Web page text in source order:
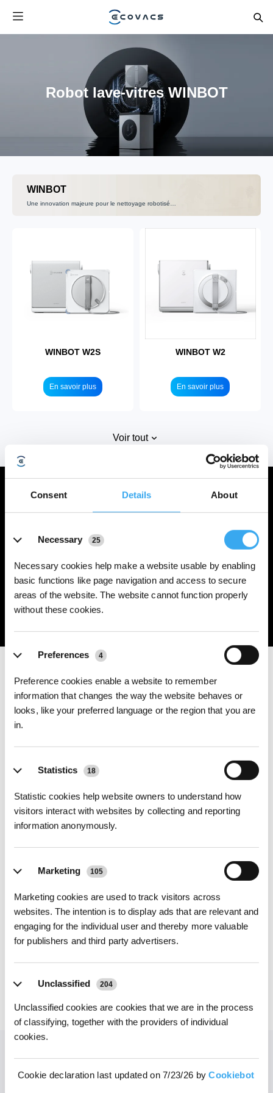
Consent Details About
Necessary
25
Necessary cookies help make a website usable by enabling
basic functions like page navigation and access to secure
areas of the website. The website cannot function properly
without these cookies.
Preferences 4
Preference cookies enable a website to remember
information that changes the way the website behaves or
looks, like your preferred language or the region that you are
in.
Statistics 18
Statistic cookies help website owners to understand how
visitors interact with websites by collecting and reporting
information anonymously.
Marketing 105
Marketing cookies are used to track visitors across
websites. The intention is to display ads that are relevant and
engaging for the individual user and thereby more valuable
for publishers and third party advertisers.
Unclassified 204
Unclassified cookies are cookies that we are in the process
of classifying, together with the providers of individual
cookies.
Cookie declaration last updated on 7/23/26 byCookiebot
Robot lave-vitres WINBOT
WINBOT
Une innovation majeure pour le nettoyage robotisé
WINBOT W2S
En savoir plus
WINBOT W2
En savoir plus
WINBOT mini
En savoir plus
Voir tout
Innovations
Vortex
TruEdge
Minimalist
Vortex Wash intègre le tout premier système de lavage sans contact des
tampons d’essuyage du secteur, pour éviter tout lavage manuel et tout
contact avec des tampons sales. En seulement 1 minute, les seize buses
dissoudre les taches, puis quatre disques rotatifs tournant à 200 tr/min
nettoient chaque fibre en profondeur jusqu’à 900 fois par minute. Une
raclette de précision élimine ensuite l’eau sale, contrôlant l’humidité pour
En savoir plus
Assistance
Des conseils et une assistance à tout moment
En savoir plus
FAQ